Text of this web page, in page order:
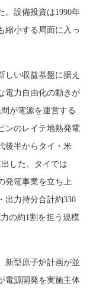
。設備投資は1990年
縮小する局面に入っ
しい収益基盤に据え
電力自由化の動きが
が電源を運営する
ンのレイテ地熱発電
後半からタイ・米
した。タイでは
発電事業を立ち上
出力持分合計約330
の約1割を担う規模
新型原子炉計画が並
電源開発を実施主体